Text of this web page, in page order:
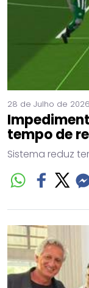
28 de Julho de
tempo de
Sistema reduz